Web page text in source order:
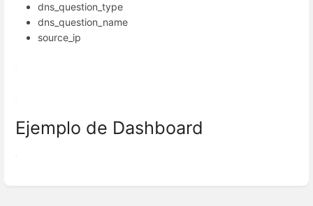
dns_question_type
dns_question_name
source_ip
Ejemplo de Dashboard